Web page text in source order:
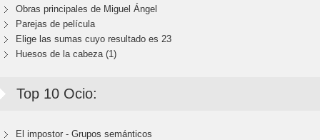
Obras principales de Miguel Ángel
Parejas de película
Elige las sumas cuyo resultado es 23
Huesos de la cabeza (1)
Top 10 Ocio:
El impostor - Grupos semánticos